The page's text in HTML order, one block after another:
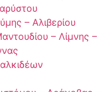
– Αλιβερίου
– Λίμνης –